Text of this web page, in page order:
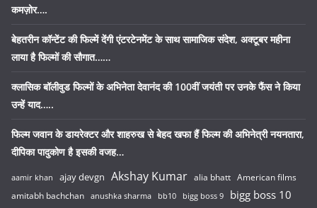
कमज़ोर….
बेहतरीन कॉन्टेंट की फिल्में देंगी एंटरटेनमेंट के साथ सामाजिक संदेश, अक्टूबर महीना
लाया है फिल्मों की सौगात……
क्लासिक बॉलीवुड फिल्मों के अभिनेता देवानंद की 100वीं जयंती पर उनके फैंस ने किया
उन्हें याद…..
फिल्म जवान के डायरेक्टर और शाहरुख से बेहद खफा हैं फिल्म की अभिनेत्री नयनतारा,
दीपिका पादुकोण है इसकी वजह…
aamir khan ajay devgn Akshay Kumar alia bhatt American films
amitabh bachchan anushka sharma bb10 bigg boss 9 bigg boss 10